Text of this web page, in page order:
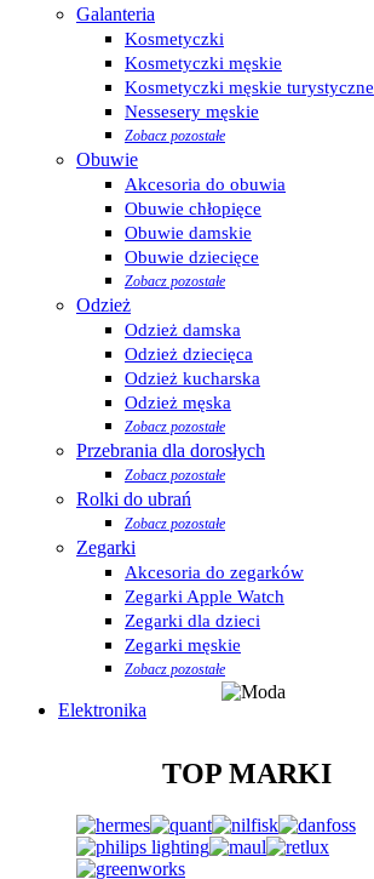
Galanteria
Kosmetyczki
Kosmetyczki męskie
Kosmetyczki męskie turystyczne
Nessesery męskie
Zobacz pozostałe
Obuwie
Akcesoria do obuwia
Obuwie chłopięce
Obuwie damskie
Obuwie dziecięce
Zobacz pozostałe
Odzież
Odzież damska
Odzież dziecięca
Odzież kucharska
Odzież męska
Zobacz pozostałe
Przebrania dla dorosłych
Zobacz pozostałe
Rolki do ubrań
Zobacz pozostałe
Zegarki
Akcesoria do zegarków
Zegarki Apple Watch
Zegarki dla dzieci
Zegarki męskie
Zobacz pozostałe
Elektronika
TOP MARKI